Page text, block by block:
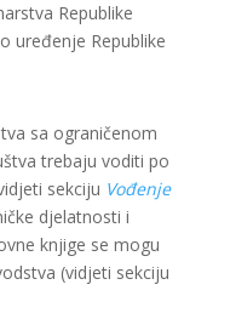
Republike
uređenje Republike
sa ograničenom
trebaju voditi po
sekciju Vođenje
djelatnosti i
knjige se mogu
(vidjeti sekciju